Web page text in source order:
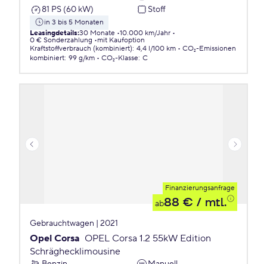
81 PS (60 kW)
Stoff
in 3 bis 5 Monaten
Leasingdetails:30 Monate 10.000 km/Jahr
0 € Sonderzahlung
mit Kaufoption
Kraftstoffverbrauch (kombiniert): 4,4 l/100 km
CO₂-Emissionen
kombiniert: 99 g/km CO₂-Klasse: C
Finanzierungsanfrage
ab88 € / mtl.
Gebrauchtwagen | 2021
Opel Corsa OPEL Corsa 1.2 55kW Edition
Schräghecklimousine